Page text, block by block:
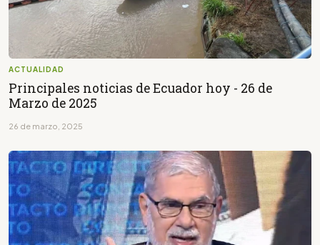
ACTUALIDAD
Principales noticias de Ecuador hoy - 26 de
Marzo de 2025
26 de marzo, 2025